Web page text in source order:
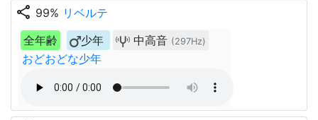
share 99% リベルテ
全年齢
少年 中高音 (297Hz)
おどおどな少年